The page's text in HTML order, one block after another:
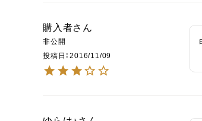
購入者
非公開
投稿日
2016/11/09